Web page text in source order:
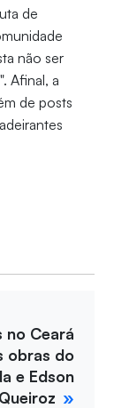
de
não ser
Afinal, a
de posts
no Ceará
obras do
e Edson
Queiroz